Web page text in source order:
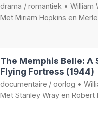
drama / romantiek • William
Met Miriam Hopkins en
The Memphis Belle: A
Flying Fortress (1944)
documentaire / oorlog •
Met Stanley Wray en Robert